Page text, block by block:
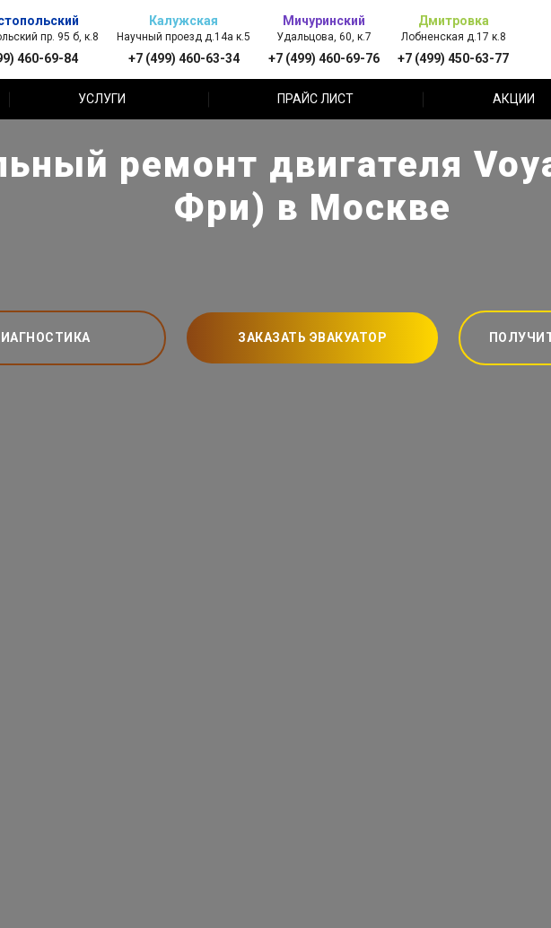
пр. 95 б, к.8
460-69-84
Калужская
Научный проезд д.14а к.5
+7 (499) 460-63-34
Мичуринский
Удальцова, 60, к.7
+7 (499) 460-69-76
Дмитровка
Лобненская д.17 к.8
+7 (499) 450-63-77
УСЛУГИ ПРАЙС ЛИСТ АКЦИИ
ремонт двигателя
Фри) в Москве
ЗАКАЗАТЬ ЭВАКУАТОР